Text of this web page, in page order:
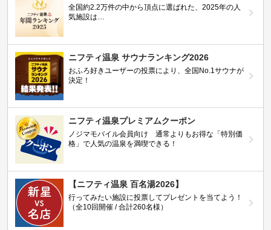
全国約2.2万件の中から頂点に選ばれた、2025年の人
気施設は…
ニフティ温泉 サウナランキング2026
おふろ好きユーザーの投票により、全国No.1サウナが
決定！
ニフティ温泉プレミアムクーポン
ノジマモバイル会員向け 通常よりもお得な「特別価
格」で人気の温泉を満喫できる！
【ニフティ温泉 百名湯2026】
行ってみたい施設に投票してプレゼントを当てよう！
（全10回開催 / 合計260名様）